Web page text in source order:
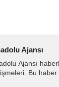
Ajansı
Ajansı
Bu haber